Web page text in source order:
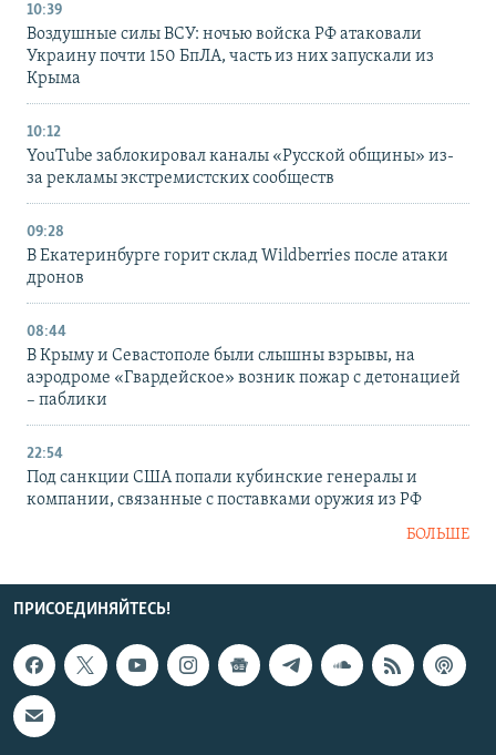
10:39
Воздушные силы ВСУ: ночью войска РФ атаковали
Украину почти 150 БпЛА, часть из них запускали из
Крыма
10:12
YouTube заблокировал каналы «Русской общины» из-
за рекламы экстремистских сообществ
09:28
В Екатеринбурге горит склад Wildberries после атаки
дронов
08:44
В Крыму и Севастополе были слышны взрывы, на
аэродроме «Гвардейское» возник пожар с детонацией
– паблики
22:54
Под санкции США попали кубинские генералы и
компании, связанные с поставками оружия из РФ
БОЛЬШЕ
ПРИСОЕДИНЯЙТЕСЬ!